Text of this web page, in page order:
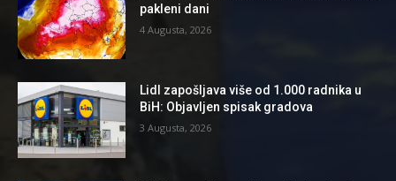
pakleni dani
4 Augusta, 2026
Lidl zapošljava više od 1.000 radnika u
BiH: Objavljen spisak gradova
3 Augusta, 2026